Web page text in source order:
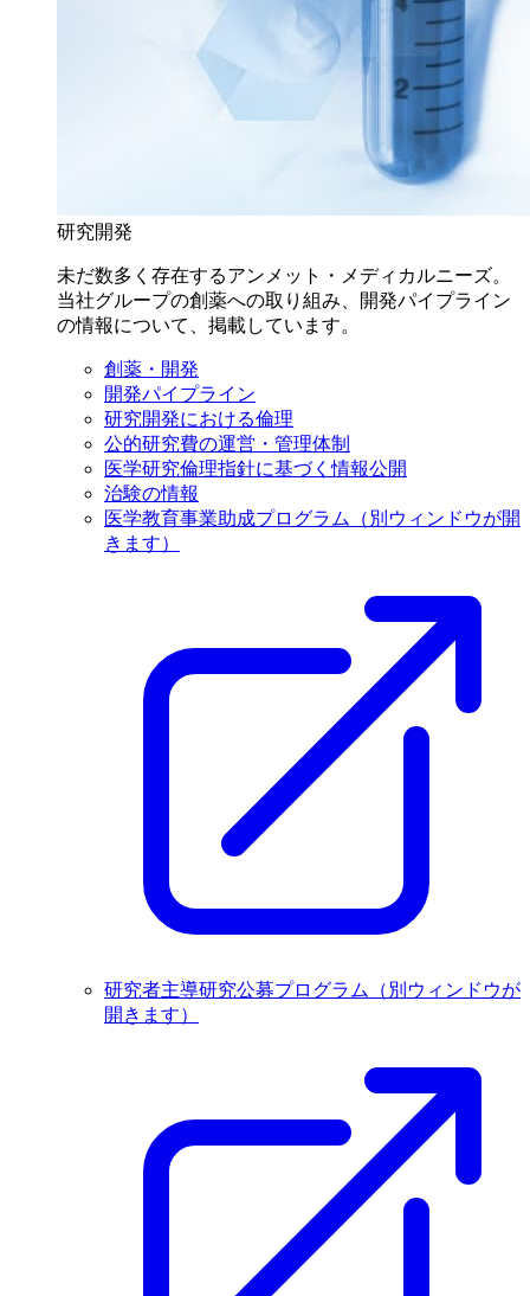
研究開発
未だ数多く存在するアンメット・メディカルニーズ。
当社グループの創薬への取り組み、開発パイプライン
の情報について、掲載しています。
創薬・開発
開発パイプライン
研究開発における倫理
公的研究費の運営・管理体制
医学研究倫理指針に基づく情報公開
治験の情報
医学教育事業助成プログラム
（別ウィンドウが開
きます）
研究者主導研究公募プログラム
（別ウィンドウが
開きます）